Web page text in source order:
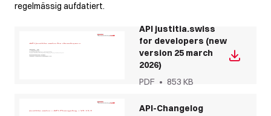
regelmässig aufdatiert.
API justitia.swiss
for developers (new
version 25 march
2026)
PDF • 853 KB
API-Changelog